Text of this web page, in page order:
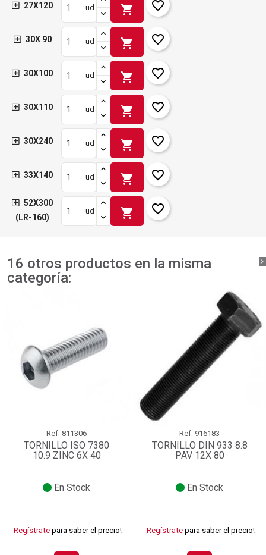
27X120 ud shopping_cart favorite_border
30X 90 ud shopping_cart favorite_border
30X100 ud shopping_cart favorite_border
30X110 ud shopping_cart favorite_border
30X240 ud shopping_cart favorite_border
33X140 ud shopping_cart favorite_border
52X300
(LR-160)
ud shopping_cart favorite_border
16 otros productos en la misma
categoría:
Ref. 811306
TORNILLO ISO 7380
10.9 ZINC 6X 40
En Stock
Regístrate para saber el precio!
Ref. 916183
TORNILLO DIN 933 8.8
PAV 12X 80
En Stock
Regístrate para saber el precio!